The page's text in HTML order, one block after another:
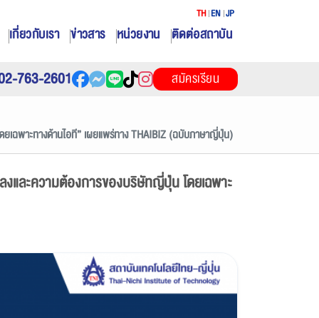
เกี่ยวกับเรา ข่าวสาร หน่วยงาน ติดต่อสถาบัน
TH EN JP
763-2601 สมัครเรียน
เฉพาะทางด้านไอที” เผยแพร่ทาง THAIBIZ (ฉบับภาษาญี่ปุ่น)
และความต้องการของบริษัทญี่ปุ่น โดยเฉพาะ